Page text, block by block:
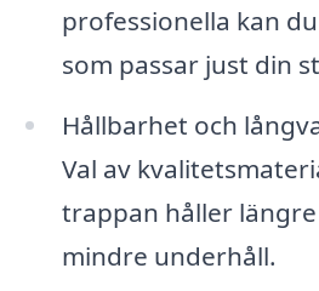
professionella kan
som passar just din
Hållbarhet och
Val av
trappan håller
mindre underhåll.